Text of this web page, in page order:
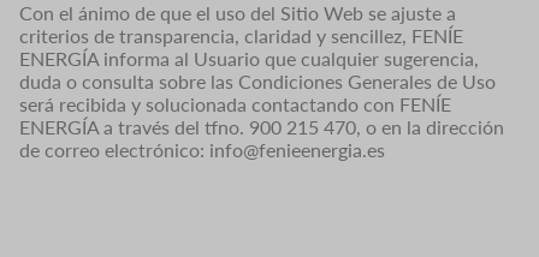
Con el ánimo de que el uso del Sitio Web se ajuste a
criterios de transparencia, claridad y sencillez, FENÍE
ENERGÍA informa al Usuario que cualquier sugerencia,
duda o consulta sobre las Condiciones Generales de Uso
será recibida y solucionada contactando con FENÍE
ENERGÍA a través del tfno. 900 215 470, o en la dirección
de correo electrónico: info@fenieenergia.es